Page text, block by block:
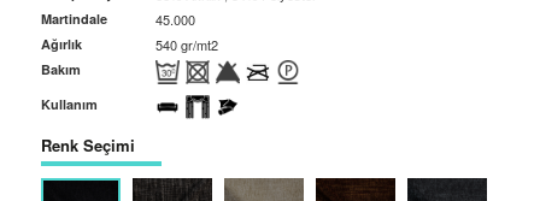
Martindale 45.000
Ağırlık 540 gr/mt2
Bakım
Kullanım
Renk Seçimi